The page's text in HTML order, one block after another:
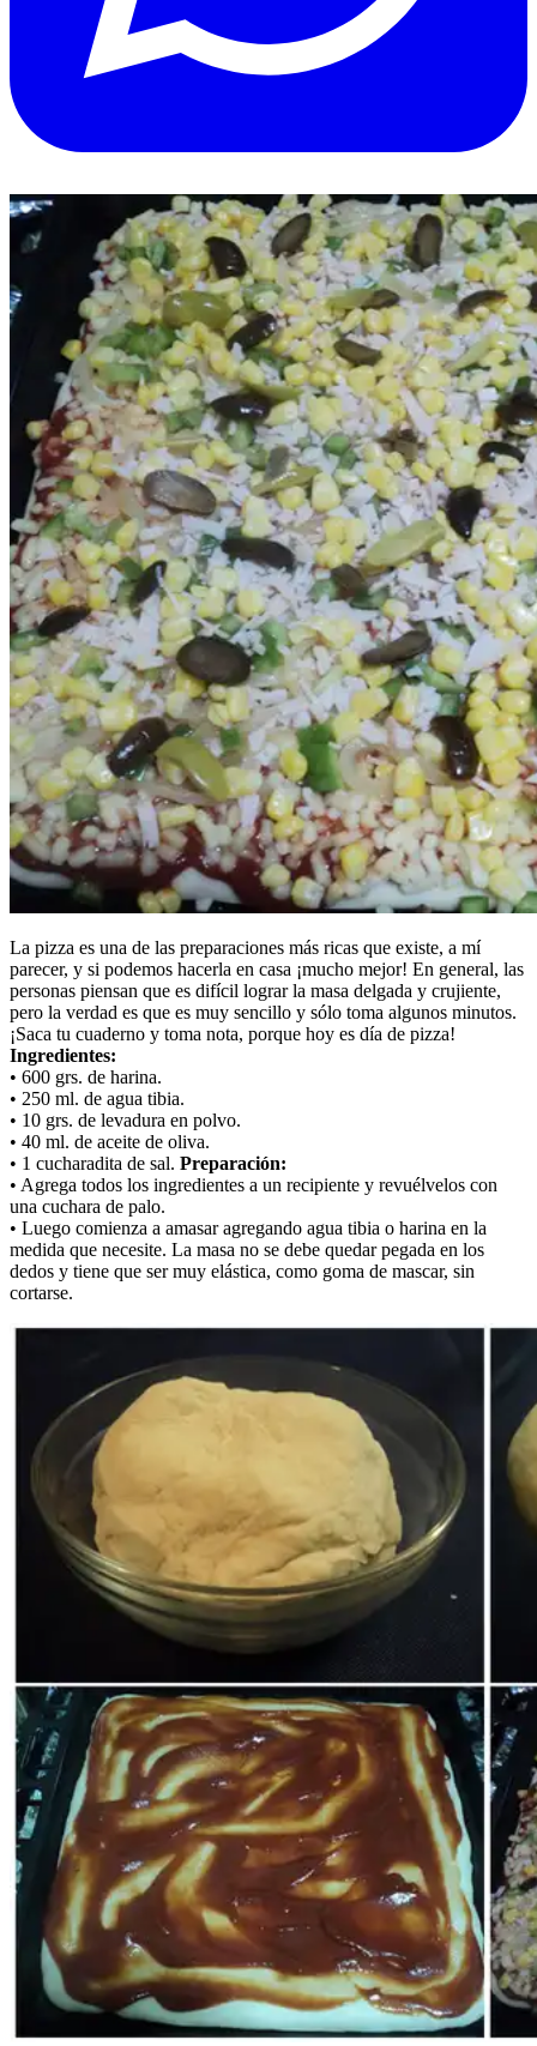
La pizza es una de las preparaciones más ricas que existe, a mí
parecer, y si podemos hacerla en casa ¡mucho mejor! En general, las
personas piensan que es difícil lograr la masa delgada y crujiente,
pero la verdad es que es muy sencillo y sólo toma algunos minutos.
¡Saca tu cuaderno y toma nota, porque hoy es día de pizza!
Ingredientes:
• 600 grs. de harina.
• 250 ml. de agua tibia.
• 10 grs. de levadura en polvo.
• 40 ml. de aceite de oliva.
• 1 cucharadita de sal. Preparación:
• Agrega todos los ingredientes a un recipiente y revuélvelos con
una cuchara de palo.
• Luego comienza a amasar agregando agua tibia o harina en la
medida que necesite. La masa no se debe quedar pegada en los
dedos y tiene que ser muy elástica, como goma de mascar, sin
cortarse.